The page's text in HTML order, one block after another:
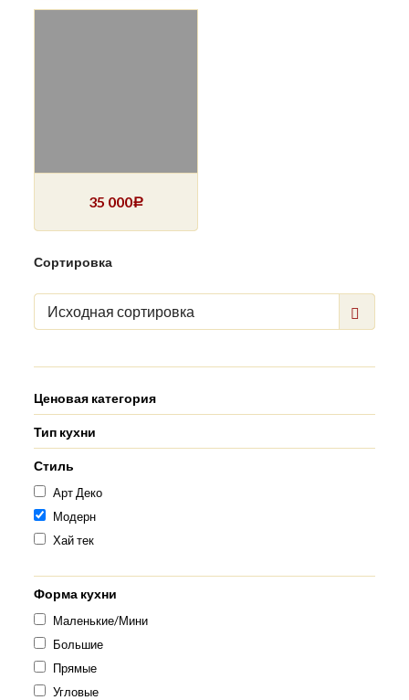
35 000Р
Сортировка
Исходная сортировка
Ценовая категория
Тип кухни
Стиль
Арт Деко
Модерн
Хай тек
Форма кухни
Маленькие/Мини
Большие
Прямые
Угловые